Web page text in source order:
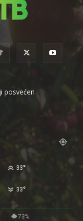
posvećen
33°
33°
73%